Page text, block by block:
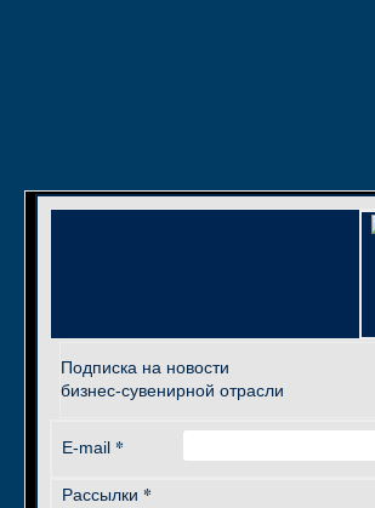
Подписка на новости
бизнес-сувенирной отрасли
E-mail *
Рассылки *